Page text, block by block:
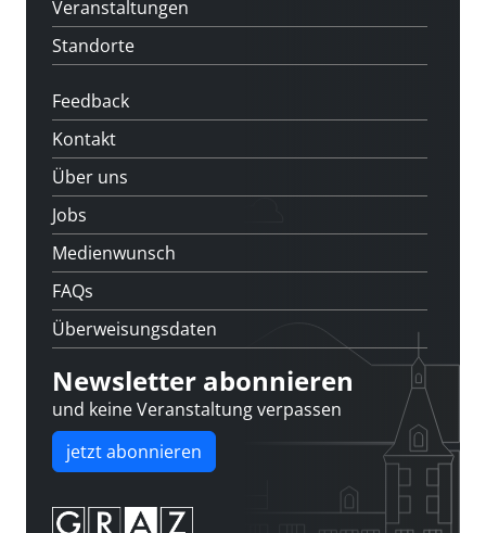
Veranstaltungen
Standorte
Feedback
Kontakt
Über uns
Jobs
Medienwunsch
FAQs
Überweisungsdaten
Newsletter abonnieren
und keine Veranstaltung verpassen
jetzt abonnieren